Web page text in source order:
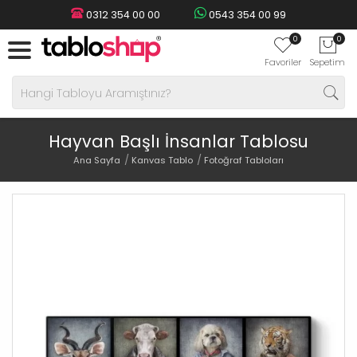
0312 354 00 00 0543 354 00 99
0
Favoriler
0
Sepetim
Hayvan Başlı İnsanlar Tablosu
Ana Sayfa Kanvas Tablo Fotoğraf Tabloları